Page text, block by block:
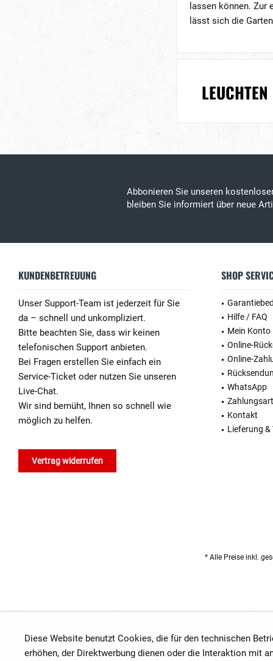
lassen können. Zur
lässt sich die
LEUCHTEN
Abbonieren Sie unseren
bleiben Sie informiert über neue
KUNDENBETREUUNG
Unser Support-Team ist jederzeit für Sie
da – schnell und unkompliziert.
Bitte beachten Sie, dass wir keinen
telefonischen Support anbieten.
Bei Fragen erstellen Sie einfach ein
Service-Ticket oder nutzen Sie unseren
Live-Chat.
Wir sind bemüht, Ihnen so schnell wie
möglich zu helfen.
Vertrag widerrufen
SHOP
Hilfe / FAQ
Mein Konto
Online-
Online-
WhatsApp
Kontakt
Lieferung &
* Alle Preise inkl.
Diese Website benutzt Cookies, die für den technischen
erhöhen, der Direktwerbung dienen oder die Interaktion mit